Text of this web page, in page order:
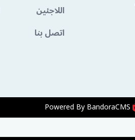
اللاجئين
اتصل بنا
Powered By BandoraCMS